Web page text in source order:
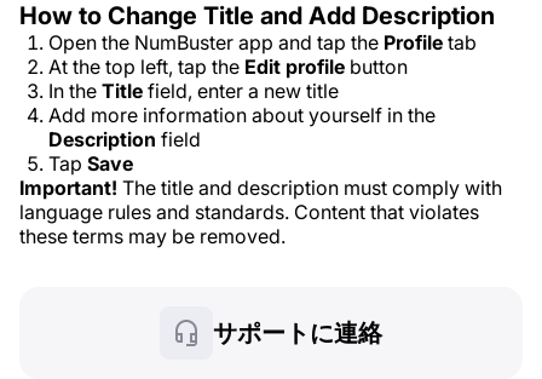
How to Change Title and Add Description
Open the NumBuster app and tap the Profile tab
At the top left, tap the Edit profile button
In the Title field, enter a new title
Add more information about yourself in the
Description field
Tap Save
Important! The title and description must comply with
language rules and standards. Content that violates
these terms may be removed.
サポートに連絡